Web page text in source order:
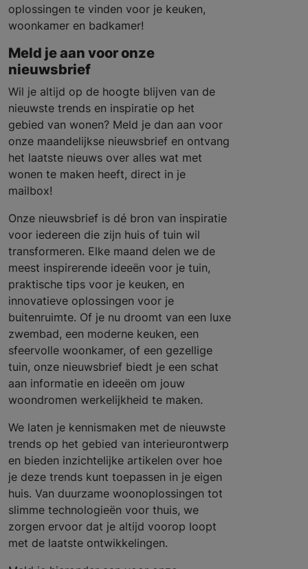
oplossingen te vinden voor je keuken,
woonkamer en badkamer!
Meld je aan voor onze
nieuwsbrief
Wil je altijd op de hoogte blijven van de
nieuwste trends en inspiratie op het
gebied van wonen? Meld je dan aan voor
onze maandelijkse nieuwsbrief en ontvang
het laatste nieuws over alles wat met
wonen te maken heeft, direct in je
mailbox!
Onze nieuwsbrief is dé bron van inspiratie
voor iedereen die zijn huis of tuin wil
transformeren. Elke maand delen we de
meest inspirerende ideeën voor je tuin,
praktische tips voor je keuken, en
innovatieve oplossingen voor je
buitenruimte. Of je nu droomt van een luxe
zwembad, een moderne keuken, een
sfeervolle woonkamer, of een gezellige
tuin, onze nieuwsbrief biedt je een schat
aan informatie en ideeën om jouw
woondromen werkelijkheid te maken.
We laten je kennismaken met de nieuwste
trends op het gebied van interieurontwerp
en bieden inzichtelijke artikelen over hoe
je deze trends kunt toepassen in je eigen
huis. Van duurzame woonoplossingen tot
slimme technologieën voor thuis, we
zorgen ervoor dat je altijd voorop loopt
met de laatste ontwikkelingen.